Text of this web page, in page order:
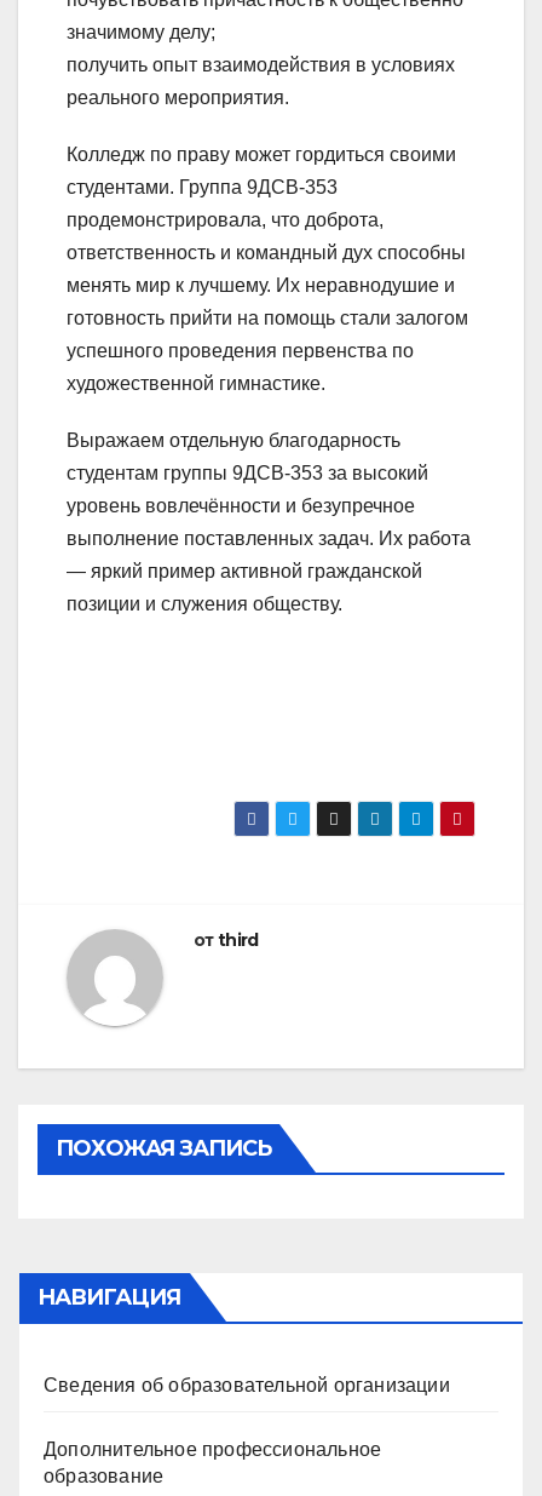
значимому делу;
получить опыт взаимодействия в условиях
реального мероприятия.
Колледж по праву может гордиться своими
студентами. Группа 9ДСВ‑353
продемонстрировала, что доброта,
ответственность и командный дух способны
менять мир к лучшему. Их неравнодушие и
готовность прийти на помощь стали залогом
успешного проведения первенства по
художественной гимнастике.
Выражаем отдельную благодарность
студентам группы 9ДСВ‑353 за высокий
уровень вовлечённости и безупречное
выполнение поставленных задач. Их работа
— яркий пример активной гражданской
позиции и служения обществу.
отthird
ПОХОЖАЯ ЗАПИСЬ
НАВИГАЦИЯ
Сведения об образовательной организации
Дополнительное профессиональное
образование